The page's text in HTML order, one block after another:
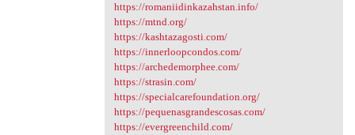
https://romaniidinkazahstan.info/
https://mtnd.org/
https://kashtazagosti.com/
https://innerloopcondos.com/
https://archedemorphee.com/
https://strasin.com/
https://specialcarefoundation.org/
https://pequenasgrandescosas.com/
https://evergreenchild.com/